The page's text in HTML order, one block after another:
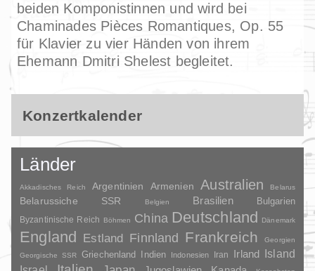
beiden Komponistinnen und wird bei
Chaminades Pièces Romantiques, Op. 55
für Klavier zu vier Händen von ihrem
Ehemann Dmitri Shelest begleitet.
Konzertkalender
Länder
Akkadisches Reich Argentinien Armenien Australien Belarus
Belarussiche SSR Belgien Brasilien Bulgarien
Byzantinische Reich Böhmen China Deutschland Dänemark
England Estland Finnland Frankreich
Georgien
Georgische SSR
Griechenland Indien Indonesien Iran Irland
Island